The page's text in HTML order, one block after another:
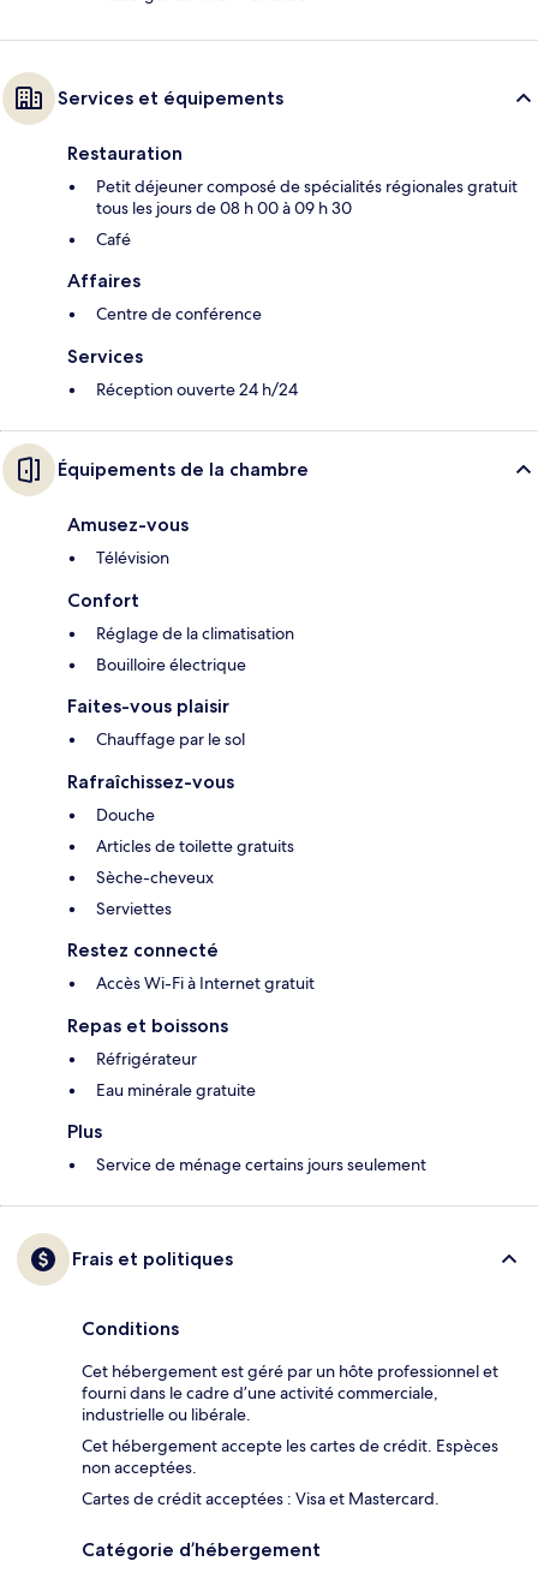
Services et équipements
Restauration
Petit déjeuner composé de spécialités régionales gratuit
tous les jours de 08 h 00 à 09 h 30
Café
Affaires
Centre de conférence
Services
Réception ouverte 24 h/24
Équipements de la chambre
Amusez-vous
Télévision
Confort
Réglage de la climatisation
Bouilloire électrique
Faites-vous plaisir
Chauffage par le sol
Rafraîchissez-vous
Douche
Articles de toilette gratuits
Sèche-cheveux
Serviettes
Restez connecté
Accès Wi-Fi à Internet gratuit
Repas et boissons
Réfrigérateur
Eau minérale gratuite
Plus
Service de ménage certains jours seulement
Frais et politiques
Conditions
Cet hébergement est géré par un hôte professionnel et
fourni dans le cadre d’une activité commerciale,
industrielle ou libérale.
Cet hébergement accepte les cartes de crédit. Espèces
non acceptées.
Cartes de crédit acceptées : Visa et Mastercard.
Catégorie d’hébergement